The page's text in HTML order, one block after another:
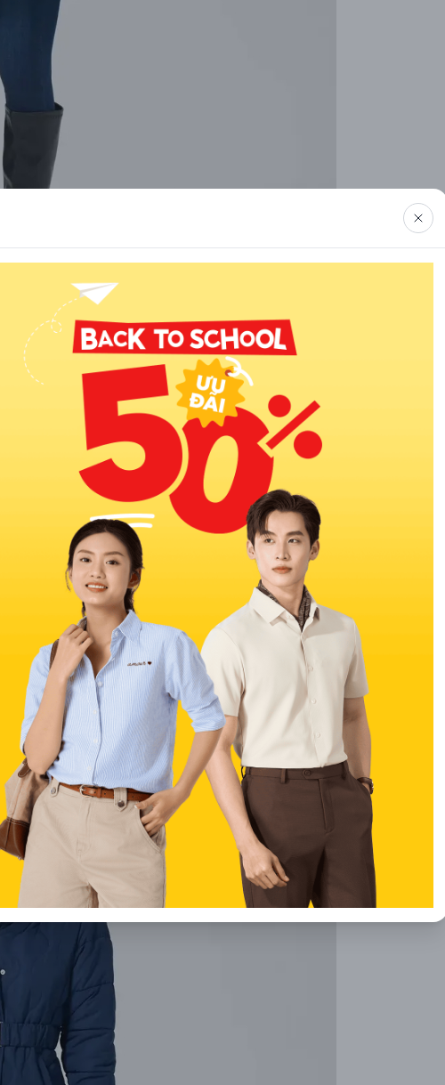
chuẩn xu hướng công sở. Các mẫu áo phao dáng dài của
kiểu dáng sang trọng, rất phù hợp với những cô nàng theo
đến cảm giác ấm áp nhưng không quá nặng khi mặc. Nhiều
và lớp lót mềm mại, giúp tăng trải nghiệm sử dụng trong
liền thân, chân váy bút chì hay quần ống suông, tạo nên
muốn vừa giữ ấm vừa nổi bật nơi công sở.
cậy nhờ chất lượng ổn định và giá thành dễ tiếp cận. Các
tiện dụng với màu sắc trung tính dễ phối đồ. Thiết kế chú
mà không bị nặng nề.
nhẹ nhưng vẫn giữ nhiệt hiệu quả. Đây là điểm mạnh khiến
lạnh sâu. Độ bền của sản phẩm cũng được đánh giá cao,
khác nhau, kể cả người thấp hoặc hơi tròn. Chính sách
chu đáo cũng góp phần giúp thương hiệu ngày càng